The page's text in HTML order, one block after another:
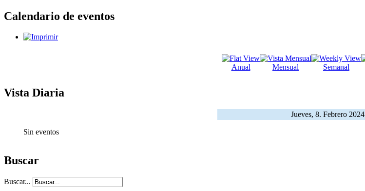
Calendario de eventos
Anual Mensual Semanal
Vista Diaria
Jueves, 8. Febrero 2024
Sin eventos
Buscar
Buscar...